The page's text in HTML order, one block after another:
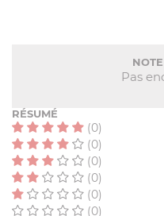
Pas
RÉSUMÉ
(0)
(0)
(0)
(0)
(0)
(0)